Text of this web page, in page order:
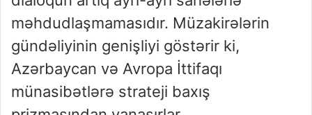
məhdudlaşmamasıdır. Müzakirələrin
gündəliyinin genişliyi göstərir ki,
Azərbaycan və Avropa İttifaqı
münasibətlərə strateji baxış